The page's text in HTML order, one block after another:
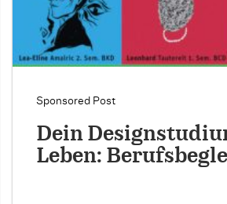
Sponsored Post
Dein
Leben: